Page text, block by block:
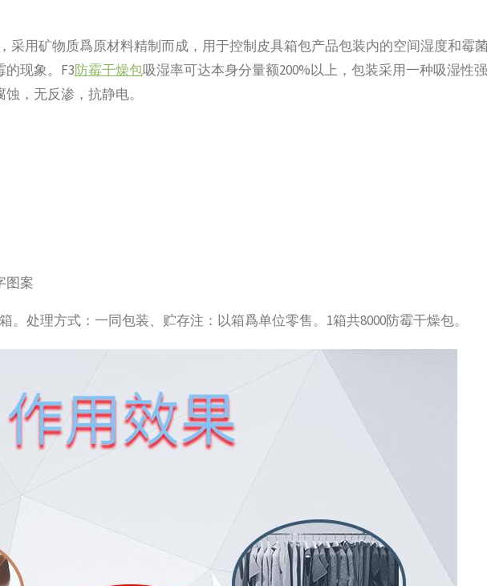
采用矿物质爲原材料精制而成，用于控制皮具箱包产品包装内的空间湿度和霉
现象。F3防霉干燥包吸湿率可达本身分量额200%以上，包装采用一种吸湿性强
，无反渗，抗静电。
图案
。处理方式：一同包装、贮存注：以箱爲单位零售。1箱共8000防霉干燥包。